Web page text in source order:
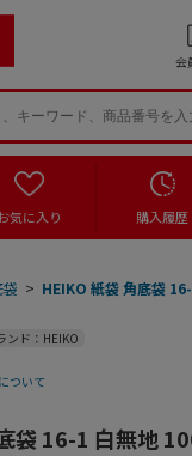
会
気に入り 購入履歴
> HEIKO 紙袋 角底袋
ンド：HEIKO
ついて
袋 16-1 白無地